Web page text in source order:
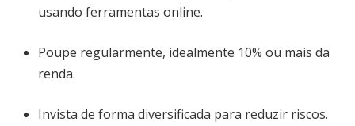
usando ferramentas online.
Poupe regularmente, idealmente 10% ou mais da
renda.
Invista de forma diversificada para reduzir riscos.